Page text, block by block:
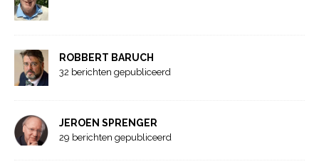
ROBBERT BARUCH
32 berichten gepubliceerd
JEROEN SPRENGER
29 berichten gepubliceerd